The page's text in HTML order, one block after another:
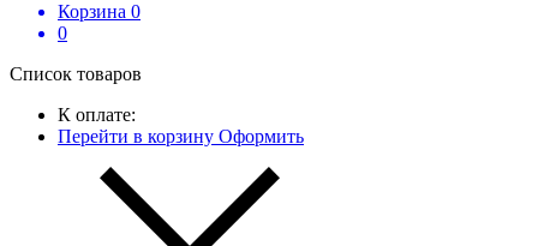
Корзина 0
0
Список товаров
К оплате:
Перейти в корзину Оформить